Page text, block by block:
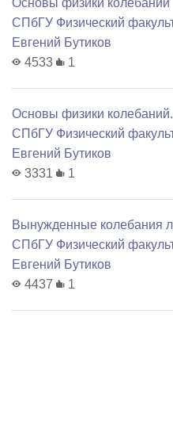
Основы физики колебаний
СПбГУ Физический
Евгений Бутиков
4533
1
Основы физики
СПбГУ Физический
Евгений Бутиков
3331
1
Вынужденные колебания
СПбГУ Физический
Евгений Бутиков
4437
1